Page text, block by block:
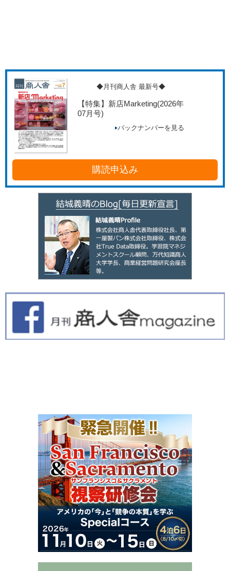
◆月刊商人舎 最新号◆
【特集】新店Marketing(2026年
07月号)
バックナンバーを見る
購読申込み